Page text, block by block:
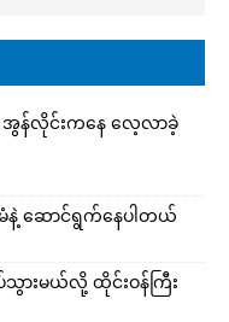
န်လိုင်းကနေ လေ့လာခဲ့
ဆောင်ရွက်နေပါတယ်
ားမယ်လို့ ထိုင်းဝန်ကြီး